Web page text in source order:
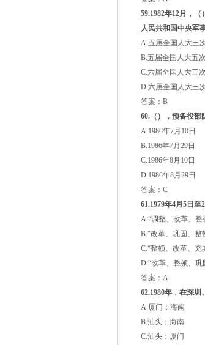
59.1982年12月，
（）
人民共和国中央军
A.五届全国人大三
B.五届全国人大五
C.六届全国人大三
D.六届全国人大三
答案：B
60. （）
，预备役部
A.1986年7月10日
B.1986年7月29日
C.1986年8月10日
D.1986年8月29日
答案：C
61.1979年4月5日
A.“调整、改革、整
B.“改革、巩固、整
C.“整顿、改革、充
D.“改革、整顿、巩
答案：A
62.1980年，在深圳
A.厦门；海南
B.汕头；海南
C.汕头；厦门